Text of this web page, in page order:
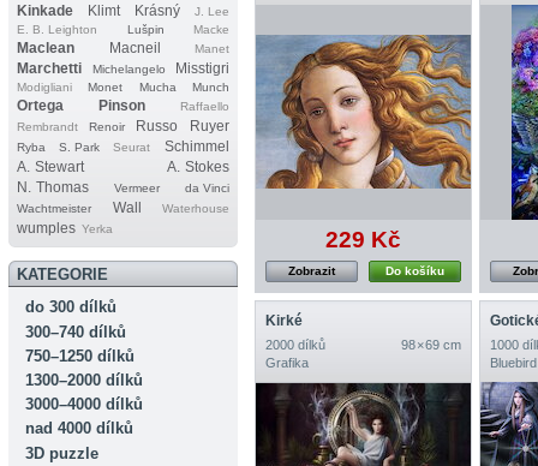
Kinkade Klimt Krásný
J. Lee
E. B. Leighton
Lušpin Macke
Maclean Macneil Manet
Marchetti Michelangelo Misstigri
Modigliani Monet Mucha Munch
Ortega Pinson
Raffaello
Rembrandt
Renoir Russo Ruyer
Ryba S. Park Seurat
Schimmel
A. Stewart
A. Stokes
N. Thomas
Vermeer
da Vinci
Wachtmeister
Wall Waterhouse
wumples Yerka
KATEGORIE
do 300 dílků
300–740 dílků
750–1250 dílků
1300–2000 dílků
3000–4000 dílků
nad 4000 dílků
3D puzzle
229 Kč
Do košíku
Zobrazit
Kirké
2000 dílků
98 × 69 cm
Grafika
1000